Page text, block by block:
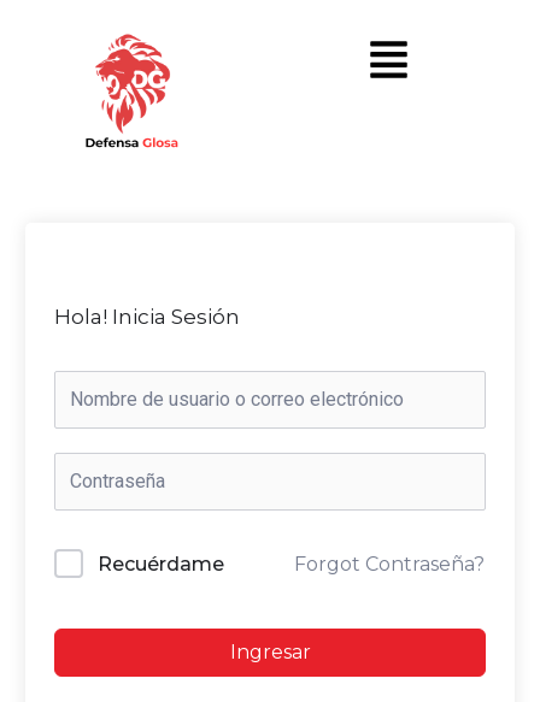
Hola! Inicia Sesión
Recuérdame Forgot Contraseña?
Ingresar